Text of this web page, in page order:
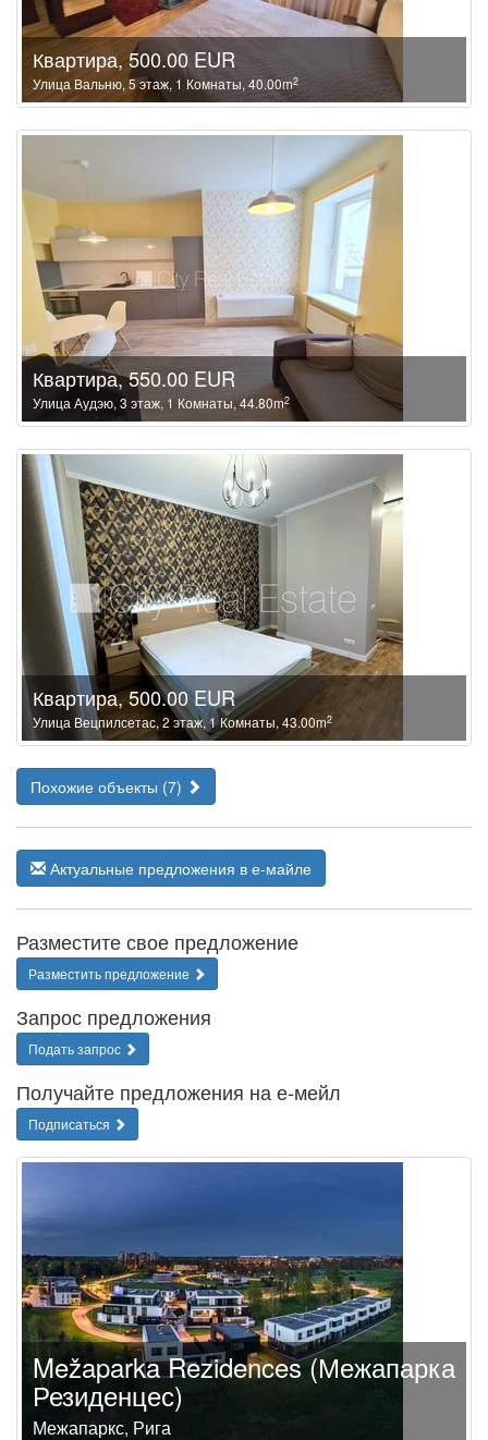
Квартира, 500.00 EUR
Улица Вальню, 5 этаж, 1 Комнаты, 40.00m2
Квартира, 550.00 EUR
Улица Аудэю, 3 этаж, 1 Комнаты, 44.80m2
Квартира, 500.00 EUR
Улица Вецпилсетас, 2 этаж, 1 Комнаты, 43.00m2
Похожие объекты (7)
Актуальные предложения в е-майле
Разместите свое предложение
Разместить предложение
Запрос предложения
Подать запрос
Получайте предложения на е-мейл
Подписаться
Mežaparka Rezidences (Межапарка
Резиденцес)
Межапаркс, Рига